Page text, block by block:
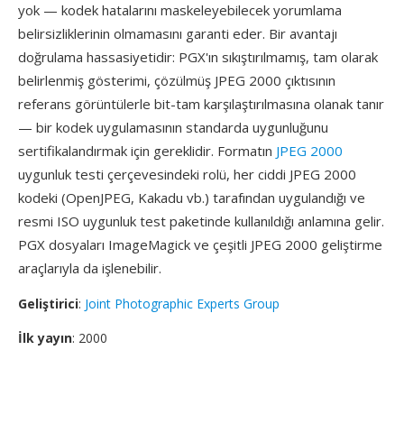
yok — kodek hatalarını maskeleyebilecek yorumlama
belirsizliklerinin olmamasını garanti eder. Bir avantajı
doğrulama hassasiyetidir: PGX'ın sıkıştırılmamış, tam olarak
belirlenmiş gösterimi, çözülmüş JPEG 2000 çıktısının
referans görüntülerle bit-tam karşılaştırılmasına olanak tanır
— bir kodek uygulamasının standarda uygunluğunu
sertifikalandırmak için gereklidir. Formatın JPEG 2000
uygunluk testi çerçevesindeki rolü, her ciddi JPEG 2000
kodeki (OpenJPEG, Kakadu vb.) tarafından uygulandığı ve
resmi ISO uygunluk test paketinde kullanıldığı anlamına gelir.
PGX dosyaları ImageMagick ve çeşitli JPEG 2000 geliştirme
araçlarıyla da işlenebilir.
Geliştirici: Joint Photographic Experts Group
İlk yayın: 2000